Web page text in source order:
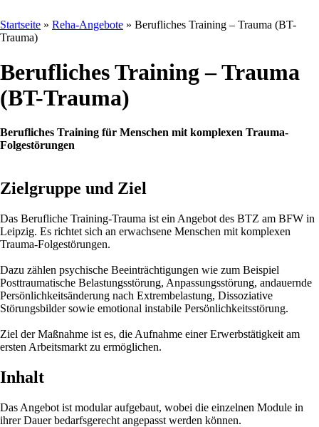
Startseite » Reha-Angebote » Berufliches Training – Trauma (BT-
Trauma)
Berufliches Training – Trauma
(BT-Trauma)
Berufliches Training für Menschen mit komplexen Trauma-
Folgestörungen
Zielgruppe und Ziel
Das Berufliche Training-Trauma ist ein Angebot des BTZ am BFW in
Leipzig. Es richtet sich an erwachsene Menschen mit komplexen
Trauma-Folgestörungen.
Dazu zählen psychische Beeinträchtigungen wie zum Beispiel
Posttraumatische Belastungsstörung, Anpassungsstörung, andauernde
Persönlichkeitsänderung nach Extrembelastung, Dissoziative
Störungsbilder sowie emotional instabile Persönlichkeitsstörung.
Ziel der Maßnahme ist es, die Aufnahme einer Erwerbstätigkeit am
ersten Arbeitsmarkt zu ermöglichen.
Inhalt
Das Angebot ist modular aufgebaut, wobei die einzelnen Module in
ihrer Dauer bedarfsgerecht angepasst werden können.